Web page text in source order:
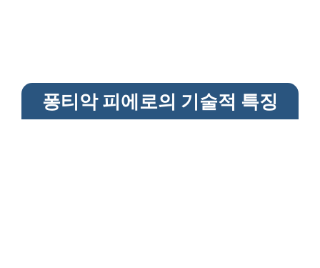
퐁티악 피에로의 기술적 특징